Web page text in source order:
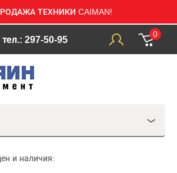
ТЕХНИКИ CAIMAN!
тел.: 297-50-95
0
и наличия: